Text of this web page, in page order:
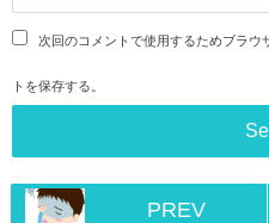
次回のコメントで使用するためブラウ
トを保存する。
PREV